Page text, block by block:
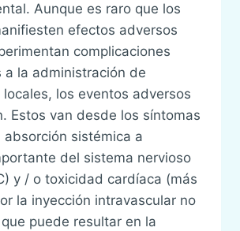
Aunque es raro que los
efectos adversos
complicaciones
a la administración de
los eventos adversos
Estos van desde los síntomas
absorción sistémica a
del sistema nervioso
y / o toxicidad cardíaca (más
la inyección intravascular no
puede resultar en la